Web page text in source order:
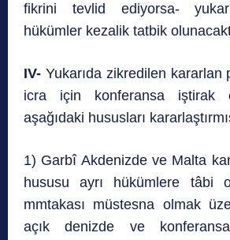
fikrini tevlid ediyorsa-
hükümler kezalik tatbik
IV- Yukarıda zikredilen kararlan
icra için konferansa iştirak
aşağıdaki hususları
1) Garbî Akdenizde ve Malta
hususu ayrı hükümlere tâbi
mmtakası müstesna olmak
açık denizde ve